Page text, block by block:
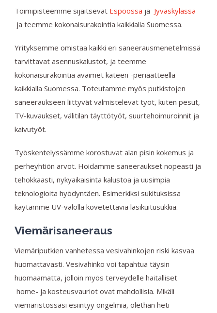
Toimipisteemme sijaitsevat Espoossa ja Jyväskylässä
ja teemme kokonaisurakointia kaikkialla Suomessa.
Yrityksemme omistaa kaikki eri saneerausmenetelmissä
tarvittavat asennuskalustot, ja teemme
kokonaisurakointia avaimet käteen -periaatteella
kaikkialla Suomessa. Toteutamme myös putkistojen
saneeraukseen liittyvät valmistelevat työt, kuten pesut,
TV-kuvaukset, välitilan täyttötyöt, suurtehoimuroinnit ja
kaivutyöt.
Työskentelyssämme korostuvat alan pisin kokemus ja
perheyhtiön arvot. Hoidamme saneeraukset nopeasti ja
tehokkaasti, nykyaikaisinta kalustoa ja uusimpia
teknologioita hyödyntäen. Esimerkiksi sukituksissa
käytämme UV-valolla kovetettavia lasikuitusukkia.
Viemärisaneeraus
Viemäriputkien vanhetessa vesivahinkojen riski kasvaa
huomattavasti. Vesivahinko voi tapahtua täysin
huomaamatta, jolloin myös terveydelle haitalliset
home- ja kosteusvauriot ovat mahdollisia. Mikäli
viemäristössäsi esiintyy ongelmia, olethan heti